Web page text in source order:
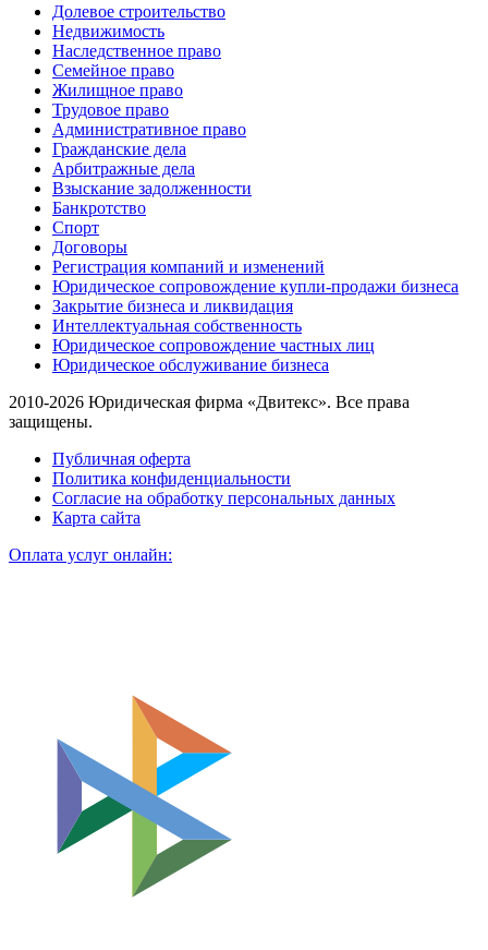
Долевое строительство
Недвижимость
Наследственное право
Семейное право
Жилищное право
Трудовое право
Административное право
Гражданские дела
Арбитражные дела
Взыскание задолженности
Банкротство
Спорт
Договоры
Регистрация компаний и изменений
Юридическое сопровождение купли-продажи бизнеса
Закрытие бизнеса и ликвидация
Интеллектуальная собственность
Юридическое сопровождение частных лиц
Юридическое обслуживание бизнеса
2010-2026 Юридическая фирма «Двитекс». Все права
защищены.
Публичная оферта
Политика конфиденциальности
Согласие на обработку персональных данных
Карта сайта
Оплата услуг онлайн: